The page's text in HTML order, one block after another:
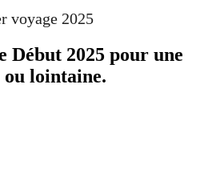
voyage 2025
Début 2025 pour une
lointaine.